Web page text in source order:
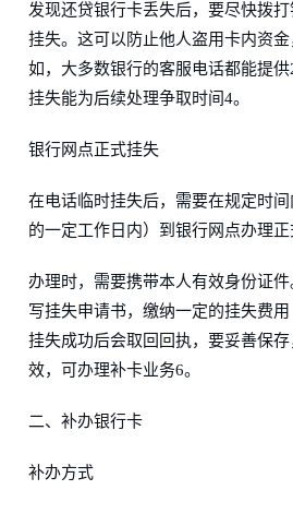
发现还贷银行卡丢失后，要尽快拨
挂失。这可以防止他人盗用卡内资
如，大多数银行的客服电话都能提
挂失能为后续处理争取时间4。
银行网点正式挂失
在电话临时挂失后，需要在规定时
的一定工作日内）到银行网点办理正
办理时，需要携带本人有效身份证
写挂失申请书，缴纳一定的挂失费用
挂失成功后会取回回执，要妥善保
效，可办理补卡业务6。
二、补办银行卡
补办方式